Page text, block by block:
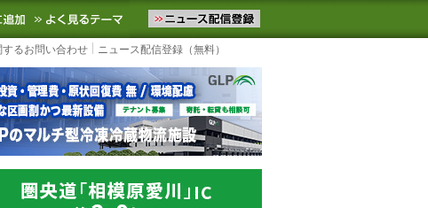
ニュースをお届けします。物流ニュースメール配信を登録す
お気に入りに追加 よく見るテーマ
するお問い合わせ ニュース配信登録（無料）